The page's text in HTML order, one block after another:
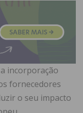
incorporação
fornecedores
o seu impacto